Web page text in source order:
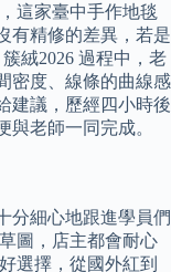
這家臺中手作地毯
有精修的差異，若是
絨2026 過程中，老
密度、線條的曲線感
建議，歷經四小時後
與老師一同完成。
分細心地跟進學員們
圖，店主都會耐心
選擇，從國外紅到